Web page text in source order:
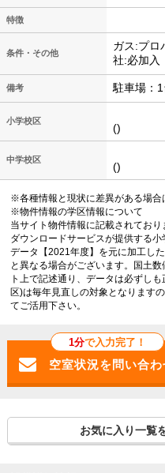
特徴
条件・その他
ガス:プロ
社:必加入
備考 駐車場：
小学校区
()
中学校区
()
※各種情報と現状に差異がある場合
※物件情報の学区情報について
当サイト物件情報に記載されてお
ダウンロードサービスが提供する
データ【2021年度】を元に加工し
と異なる場合がございます。国土
ト上で記述通り、データは必ずし
区)は毎年見直しの対象となります
てご活用下さい。
1分で入力完了！
お気に入り一覧